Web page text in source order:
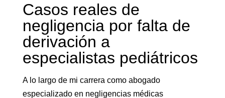
Casos reales de
negligencia por falta de
derivación a
especialistas pediátricos
A lo largo de mi carrera como abogado
especializado en negligencias médicas